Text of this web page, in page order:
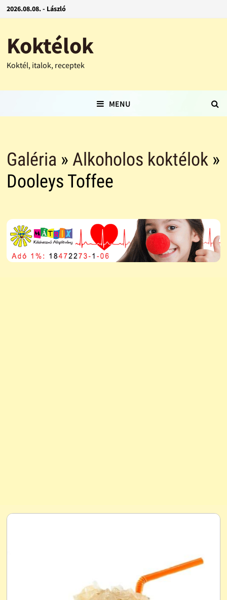
2026.08.08. - László
Koktélok
Koktél, italok, receptek
MENU
Galéria » Alkoholos koktélok»
Dooleys Toffee